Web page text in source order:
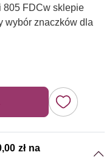
805 FDCw sklepie
wybór znaczków dla
zł na